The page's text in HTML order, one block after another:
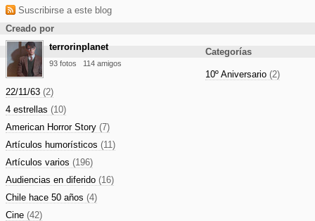
Suscribirse a este blog
Creado por
terrorinplanet
93 fotos 114 amigos
Categorías
10º Aniversario (2)
22/11/63 (2)
4 estrellas (10)
American Horror Story (7)
Artículos humorísticos (11)
Artículos varios (196)
Audiencias en diferido (16)
Chile hace 50 años (4)
Cine (42)